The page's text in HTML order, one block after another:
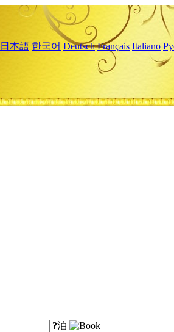
日本語 한국어 Deutsch Français Italiano
?泊